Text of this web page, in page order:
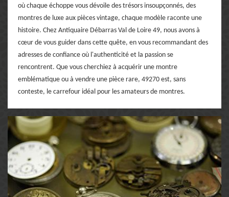
où chaque échoppe vous dévoile des trésors insoupçonnés, des
montres de luxe aux pièces vintage, chaque modèle raconte une
histoire. Chez Antiquaire Débarras Val de Loire 49, nous avons à
cœur de vous guider dans cette quête, en vous recommandant des
adresses de confiance où l'authenticité et la passion se
rencontrent. Que vous cherchiez à acquérir une montre
emblématique ou à vendre une pièce rare, 49270 est, sans
conteste, le carrefour idéal pour les amateurs de montres.